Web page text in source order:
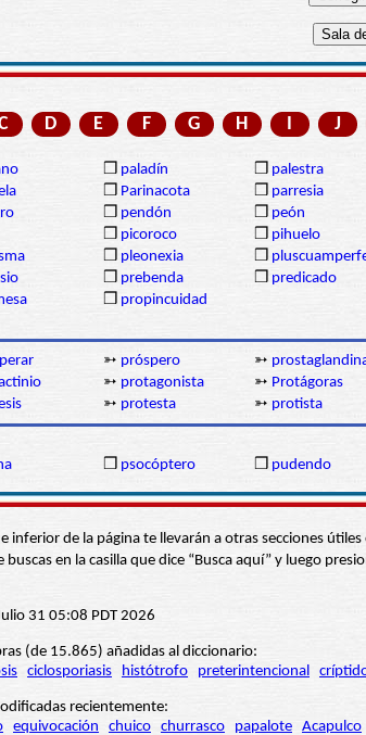
D E F G H I J
❒ paladín ❒ palestra
❒ Parinacota ❒ parresia
❒ pendón ❒ peón
❒ picoroco ❒ pihuelo
❒ pleonexia ❒
❒ prebenda ❒ predicado
❒ propincuidad
➳ próspero ➳
➳ protagonista ➳ Protágoras
➳ protesta ➳ protista
❒ psocóptero ❒ pudendo
inferior de la página te llevarán a otras secciones
buscas en la casilla que dice “Busca aquí” y luego
31 05:08 PDT 2026
(de 15.865) añadidas al diccionario:
ciclosporiasis histótrofo preterintencional
recientemente:
equivocación chuico churrasco papalote Acapulco